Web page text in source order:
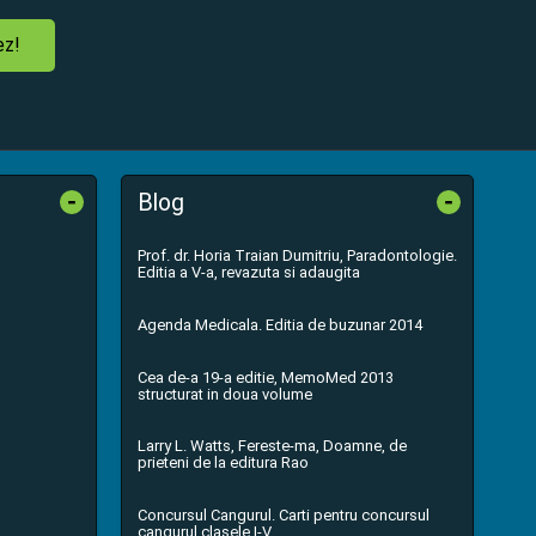
- Blog -
Prof. dr. Horia Traian Dumitriu, Paradontologie.
Editia a V-a, revazuta si adaugita
Agenda Medicala. Editia de buzunar 2014
Cea de-a 19-a editie, MemoMed 2013
structurat in doua volume
Larry L. Watts, Fereste-ma, Doamne, de
prieteni de la editura Rao
Concursul Cangurul. Carti pentru concursul
cangurul clasele I-V